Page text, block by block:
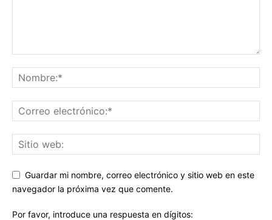
Guardar mi nombre, correo electrónico y sitio web en este
navegador la próxima vez que comente.
Por favor, introduce una respuesta en dígitos: